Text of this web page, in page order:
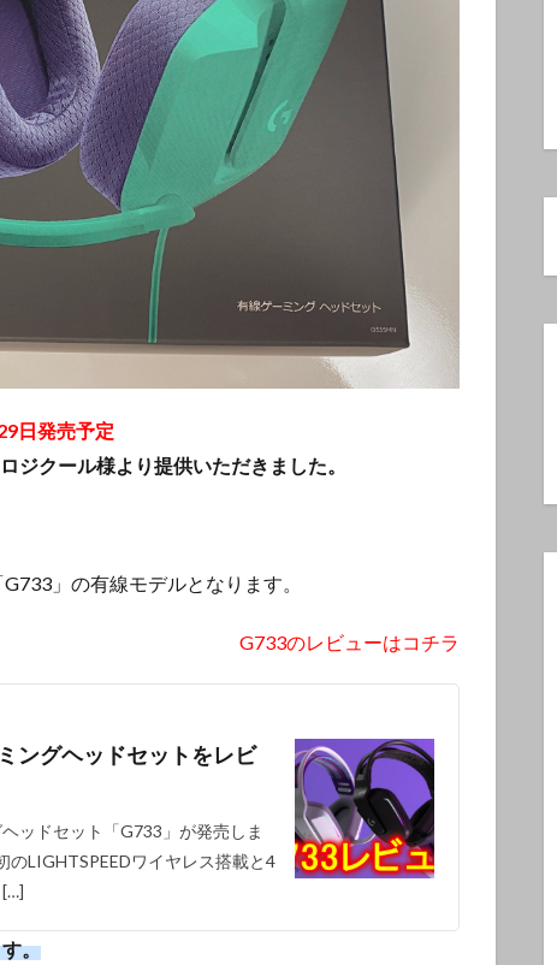
日発売予定
ジクール様より提供いただきました。
」の有線モデルとなります。
G733のレビューはコチラ
ングヘッドセットをレビ
ッドセット「G733」が発売しま
のLIGHTSPEEDワイヤレス搭載と4
[…]
。